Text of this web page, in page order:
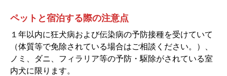
ペットと宿泊する際の注意点
１年以内に狂犬病および伝染病の予防接種を受けていて
（体質等で免除されている場合はご相談ください。）、
ノミ、ダニ、フィラリア等の予防・駆除がされている室
内犬に限ります。